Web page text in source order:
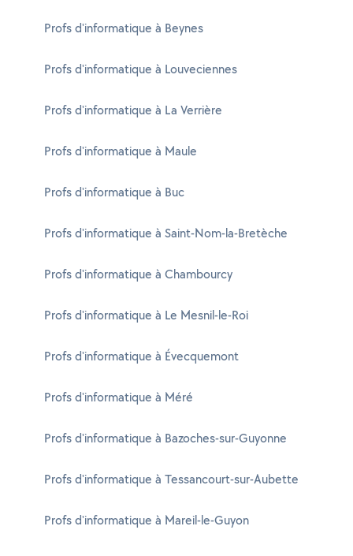
Profs d'informatique à Beynes
Profs d'informatique à Louveciennes
Profs d'informatique à La Verrière
Profs d'informatique à Maule
Profs d'informatique à Buc
Profs d'informatique à Saint-Nom-la-Bretèche
Profs d'informatique à Chambourcy
Profs d'informatique à Le Mesnil-le-Roi
Profs d'informatique à Évecquemont
Profs d'informatique à Méré
Profs d'informatique à Bazoches-sur-Guyonne
Profs d'informatique à Tessancourt-sur-Aubette
Profs d'informatique à Mareil-le-Guyon